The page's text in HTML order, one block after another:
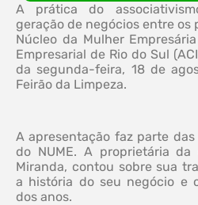
A prática do
geração de negócios entre os
Núcleo da Mulher
Empresarial de Rio do Sul
da segunda-feira, 18 de
Feirão da Limpeza.
A apresentação faz parte
do NUME. A proprietária da
Miranda, contou sobre sua
a história do seu negócio e
dos anos.